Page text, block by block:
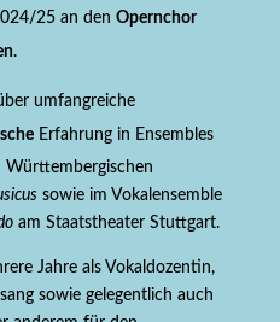
25 an den Opernchor
.
umfangreiche
Erfahrung in Ensembles
Württembergischen
sowie im Vokalensemble
am Staatstheater Stuttgart.
Jahre als Vokaldozentin,
sowie gelegentlich auch